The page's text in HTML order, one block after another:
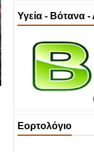
Υγεία - Βότανα -
Εορτολόγιο